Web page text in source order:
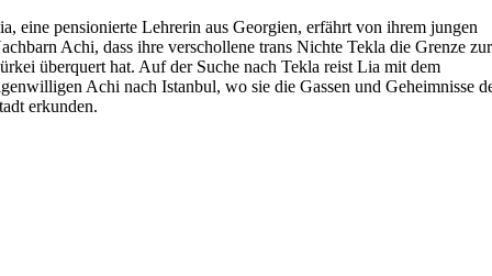
eine pensionierte Lehrerin aus Georgien, erfährt von ihrem jungen
Achi, dass ihre verschollene trans Nichte Tekla die Grenze zur
überquert hat. Auf der Suche nach Tekla reist Lia mit dem
Achi nach Istanbul, wo sie die Gassen und Geheimnisse
erkunden.